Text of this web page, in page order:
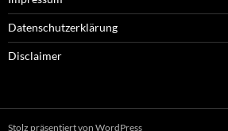
Datenschutzerklärung
Disclaimer
Stolz präsentiert von WordPress